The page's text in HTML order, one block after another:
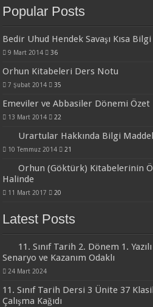
Popular Posts
Bedir Uhud Hendek Savaşı Kısa Bilgi
9 Mart 2014 36
Orhun Kitabeleri Ders Notu
7 Şubat 2014 35
Emeviler ve Abbasiler Dönemi Özet
13 Mart 2014 22
Urartular Hakkında Bilgi
10 Temmuz 2014 21
Orhun (Göktürk) Kitabelerinin
Halinde
11 Mart 2017 20
Latest Posts
11. Sınıf Tarih 2. Dönem 1.
Senaryo ve Kazanım Odaklı
24 Mart 2024
11. Sınıf Tarih Dersi 3 Ünite 37
Çalışma Kağıdı